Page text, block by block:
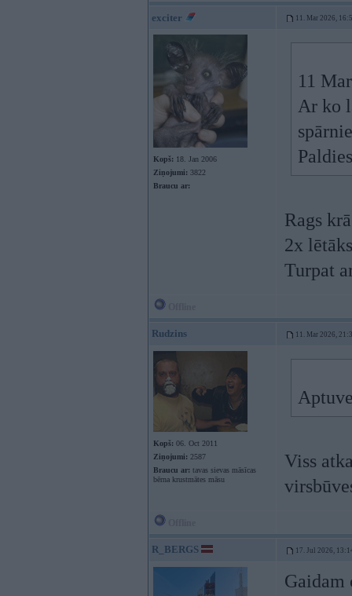
exciter 11. Mar 2026,
Kopš: 18. Jan 2006
Ziņojumi: 3822
Braucu ar:
11
Ar ko
Rags
2x
Turpat
Rudzins 11. Mar 2026,
Kopš: 06. Oct 2011
Ziņojumi: 2587
Braucu ar: tavas sievas māsīcas
bērna krustmātes māsu
Viss
R_BERGS 17. Jul 2026,
Gaidam